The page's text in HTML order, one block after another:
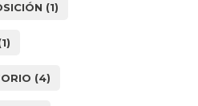
(1)
(4)